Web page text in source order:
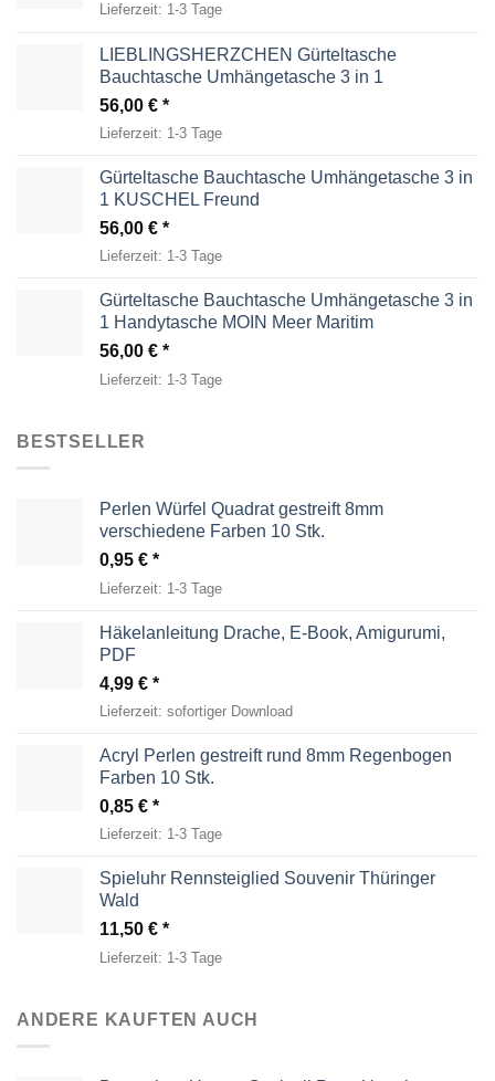
Lieferzeit: 1-3 Tage
LIEBLINGSHERZCHEN Gürteltasche
Bauchtasche Umhängetasche 3 in 1
56,00 €
Lieferzeit: 1-3 Tage
Gürteltasche Bauchtasche Umhängetasche 3 in
1 KUSCHEL Freund
56,00 €
Lieferzeit: 1-3 Tage
Gürteltasche Bauchtasche Umhängetasche 3 in
1 Handytasche MOIN Meer Maritim
56,00 €
Lieferzeit: 1-3 Tage
BESTSELLER
Perlen Würfel Quadrat gestreift 8mm
verschiedene Farben 10 Stk.
0,95 €
Lieferzeit: 1-3 Tage
Häkelanleitung Drache, E-Book, Amigurumi,
PDF
4,99 €
Lieferzeit: sofortiger Download
Acryl Perlen gestreift rund 8mm Regenbogen
Farben 10 Stk.
0,85 €
Lieferzeit: 1-3 Tage
Spieluhr Rennsteiglied Souvenir Thüringer
Wald
11,50 €
Lieferzeit: 1-3 Tage
ANDERE KAUFTEN AUCH